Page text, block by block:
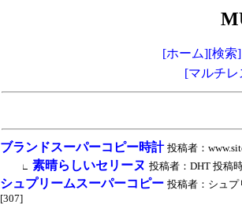
[ホーム][検索]
[マルチ
ブランドスーパーコピー時計 投稿者：
∟ 素晴らしいセリーヌ 投稿者：DHT 投稿
シュプリームスーパーコピー 投稿者：シュプ
[307]